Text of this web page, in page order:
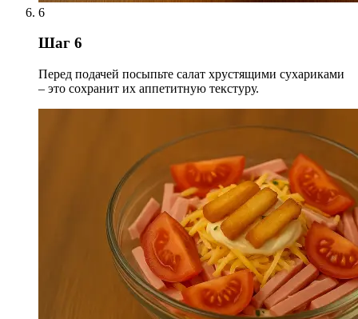
6
Шаг 6
Перед подачей посыпьте салат хрустящими сухариками
– это сохранит их аппетитную текстуру.